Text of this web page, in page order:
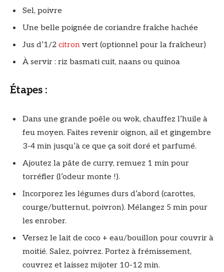
Sel, poivre
Une belle poignée de coriandre fraîche hachée
Jus d’1/2 citron vert (optionnel pour la fraîcheur)
À servir : riz basmati cuit, naans ou quinoa
Étapes :
Dans une grande poêle ou wok, chauffez l’huile à
feu moyen. Faites revenir oignon, ail et gingembre
3-4 min jusqu’à ce que ça soit doré et parfumé.
Ajoutez la pâte de curry, remuez 1 min pour
torréfier (l’odeur monte !).
Incorporez les légumes durs d’abord (carottes,
courge/butternut, poivron). Mélangez 5 min pour
les enrober.
Versez le lait de coco + eau/bouillon pour couvrir à
moitié. Salez, poivrez. Portez à frémissement,
couvrez et laissez mijoter 10-12 min.